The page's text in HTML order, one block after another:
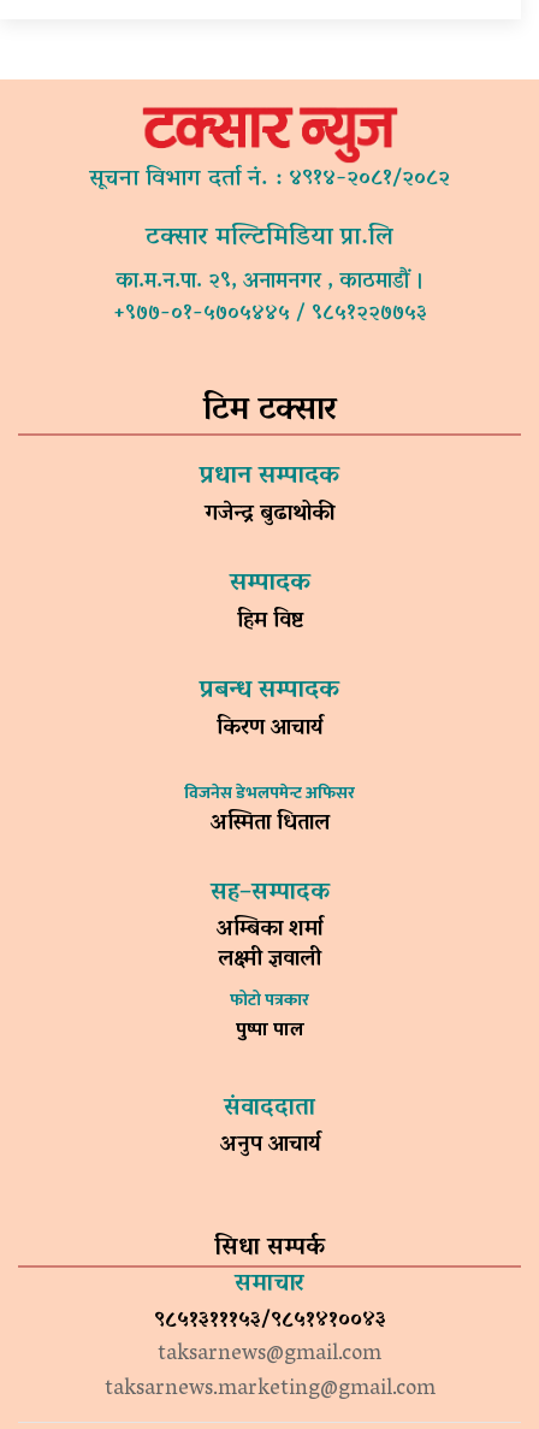
सूचना विभाग दर्ता नं. : ४९१४-२०८१/२०८२
टक्सार मल्टिमिडिया प्रा.लि
का.म.न.पा. २९, अनामनगर , काठमाडौं ।
+९७७-०१-५७०५४४५ / ९८५१२२७७५३
टिम टक्सार
प्रधान सम्पादक
गजेन्द्र बुढाथोकी
सम्पादक
हिम विष्ट
प्रबन्ध सम्पादक
किरण आचार्य
विजनेस डेभलपमेन्ट अफिसर
अस्मिता धिताल
सह–सम्पादक
अम्बिका शर्मा
लक्ष्मी ज्ञवाली
फोटो पत्रकार
पुष्पा पाल
संवाददाता
अनुप आचार्य
सिधा सम्पर्क
समाचार
९८५१३१११५३/९८५१४१००४३
taksarnews@gmail.com
taksarnews.marketing@gmail.com